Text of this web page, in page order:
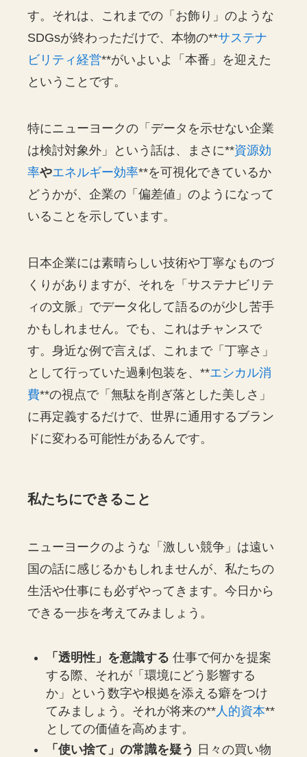
す。それは、これまでの「お飾り」のような
SDGsが終わっただけで、本物の**サステナ
ビリティ経営**がいよいよ「本番」を迎えた
ということです。
特にニューヨークの「データを示せない企業
は検討対象外」という話は、まさに**資源効
率やエネルギー効率**を可視化できているか
どうかが、企業の「偏差値」のようになって
いることを示しています。
日本企業には素晴らしい技術や丁寧なものづ
くりがありますが、それを「サステナビリテ
ィの文脈」でデータ化して語るのが少し苦手
かもしれません。でも、これはチャンスで
す。身近な例で言えば、これまで「丁寧さ」
として行っていた過剰包装を、**エシカル消
費**の視点で「無駄を削ぎ落とした美しさ」
に再定義するだけで、世界に通用するブラン
ドに変わる可能性があるんです。
私たちにできること
ニューヨークのような「激しい競争」は遠い
国の話に感じるかもしれませんが、私たちの
生活や仕事にも必ずやってきます。今日から
できる一歩を考えてみましょう。
「透明性」を意識する 仕事で何かを提案
する際、それが「環境にどう影響する
か」という数字や根拠を添える癖をつけ
てみましょう。それが将来の** 人的資本**
としての価値を高めます。
「使い捨て」の常識を疑う 日々の買い物